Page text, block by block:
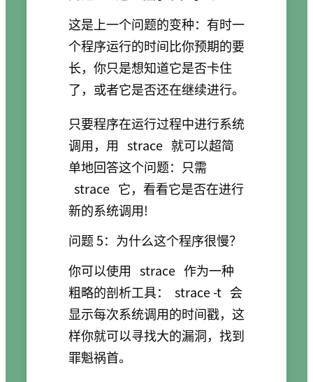
这是上一个问题的变种：有时一
个程序运行的时间比你预期的要
长，你只是想知道它是否卡住
了，或者它是否还在继续进行。
只要程序在运行过程中进行系统
调用，用 strace 就可以超简
单地回答这个问题：只需
strace 它，看看它是否在进行
新的系统调用!
问题 5：为什么这个程序很慢？
你可以使用 strace 作为一种
粗略的剖析工具：
strace -t 会
显示每次系统调用的时间戳，这
样你就可以寻找大的漏洞，找到
罪魁祸首。